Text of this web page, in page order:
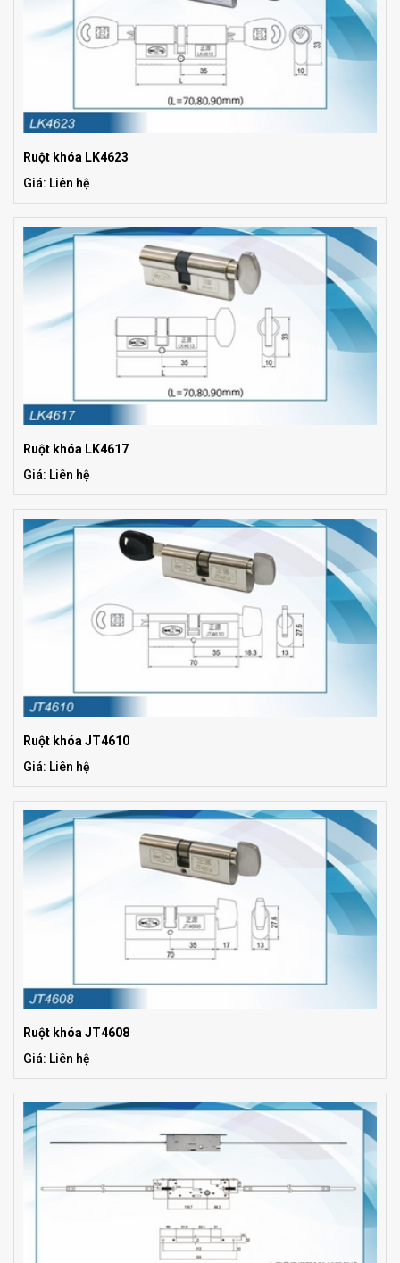
Ruột khóa LK4623
Giá: Liên hệ
Ruột khóa LK4617
Giá: Liên hệ
Ruột khóa JT4610
Giá: Liên hệ
Ruột khóa JT4608
Giá: Liên hệ